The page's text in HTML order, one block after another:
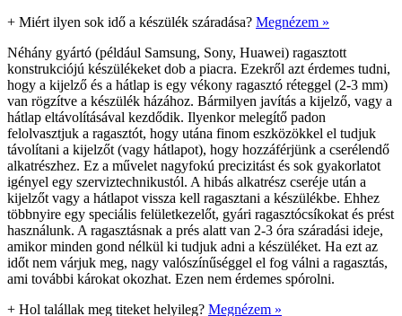
+ Miért ilyen sok idő a készülék száradása? Megnézem »
Néhány gyártó (például Samsung, Sony, Huawei) ragasztott
konstrukciójú készülékeket dob a piacra. Ezekről azt érdemes tudni,
hogy a kijelző és a hátlap is egy vékony ragasztó réteggel (2-3 mm)
van rögzítve a készülék házához. Bármilyen javítás a kijelző, vagy a
hátlap eltávolításával kezdődik. Ilyenkor melegítő padon
felolvasztjuk a ragasztót, hogy utána finom eszközökkel el tudjuk
távolítani a kijelzőt (vagy hátlapot), hogy hozzáférjünk a cserélendő
alkatrészhez. Ez a művelet nagyfokú precizitást és sok gyakorlatot
igényel egy szerviztechnikustól. A hibás alkatrész cseréje után a
kijelzőt vagy a hátlapot vissza kell ragasztani a készülékbe. Ehhez
többnyire egy speciális felületkezelőt, gyári ragasztócsíkokat és prést
használunk. A ragasztásnak a prés alatt van 2-3 óra száradási ideje,
amikor minden gond nélkül ki tudjuk adni a készüléket. Ha ezt az
időt nem várjuk meg, nagy valószínűséggel el fog válni a ragasztás,
ami további károkat okozhat. Ezen nem érdemes spórolni.
+ Hol talállak meg titeket helyileg? Megnézem »